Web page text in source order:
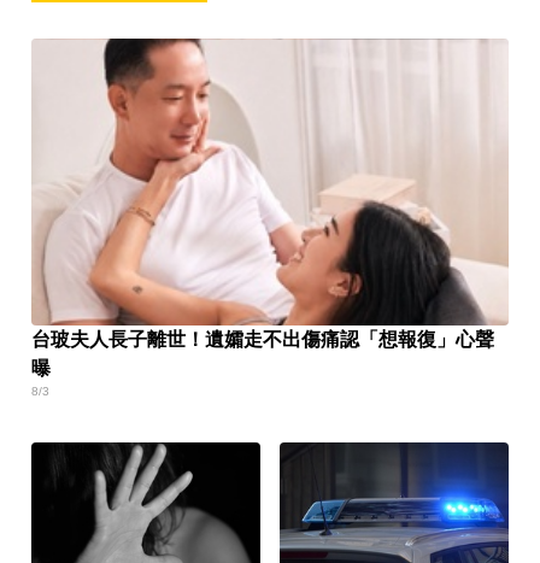
台玻夫人長子離世！遺孀走不出傷痛認「想報復」心聲
曝
8/3